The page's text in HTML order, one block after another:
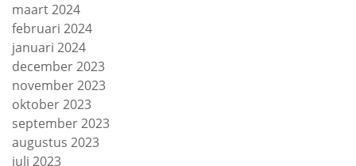
maart 2024
februari 2024
januari 2024
december 2023
november 2023
oktober 2023
september 2023
augustus 2023
juli 2023